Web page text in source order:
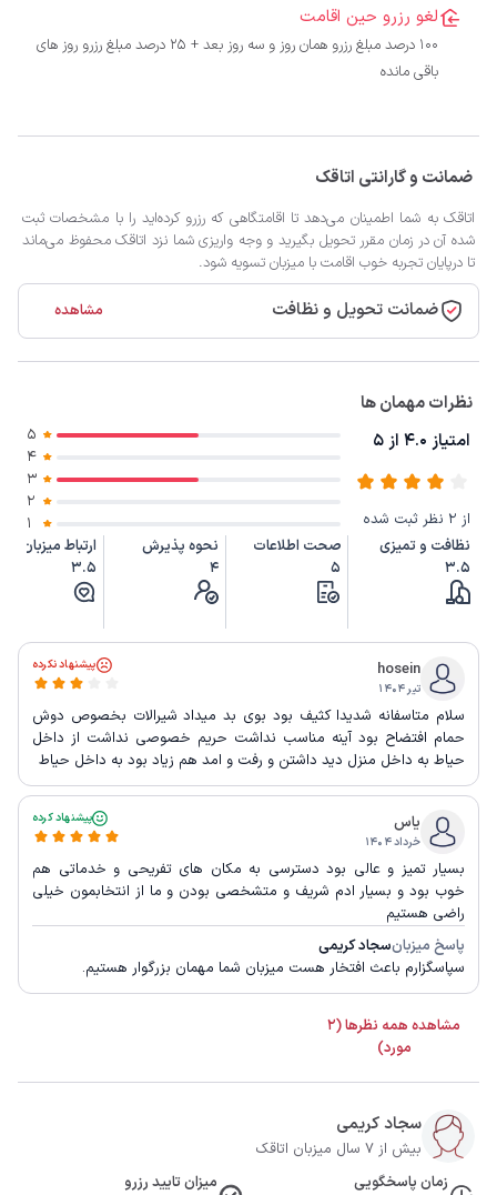
لغو رزرو حین اقامت
100 درصد مبلغ رزرو همان روز و سه روز بعد + 25 درصد مبلغ رزرو روز های
باقی مانده
ضمانت و گارانتی اتاقک
اتاقک به شما اطمینان می‌دهد تا اقامتگاهی که رزرو کرده‌اید را با مشخصات ثبت
شده آن در زمان مقرر تحویل بگیرید و وجه واریزی شما نزد اتاقک محفوظ می‌ماند
تا درپایان تجربه خوب اقامت با میزبان تسویه شود.
ضمانت تحویل و نظافت مشاهده
نظرات مهمان ها
امتیاز 4.0 از 5
از 2 نظر ثبت شده
5
4
3
2
1
نظافت و تمیزی
3.5
صحت اطلاعات
5
نحوه پذیرش
4
ارتباط میزبان
3.5
hosein
تیر ۱۴۰۴
پیشنهاد نکرده
سلام متاسفانه شدیدا کثیف بود بوی بد میداد شیرالات بخصوص دوش
حمام افتضاح بود آینه مناسب نداشت حریم خصوصی نداشت از داخل
حیاط به داخل منزل دید داشتن و رفت و امد هم زیاد بود به داخل حیاط
یاس
خرداد ۱۴۰۴
پیشنهاد کرده
بسیار تمیز و عالی بود دسترسی به مکان های تفریحی و خدماتی هم
خوب بود و بسیار ادم شریف و متشخصی بودن و ما از انتخابمون خیلی
راضی هستیم
پاسخ میزبانسجاد کریمی
سپاسگزارم باعث افتخار هست میزبان شما مهمان بزرگوار هستیم.
مشاهده همه نظرها (2
مورد)
سجاد کریمی
بیش از 7 سال میزبان اتاقک
زمان پاسخگویی
میزان تایید رزرو